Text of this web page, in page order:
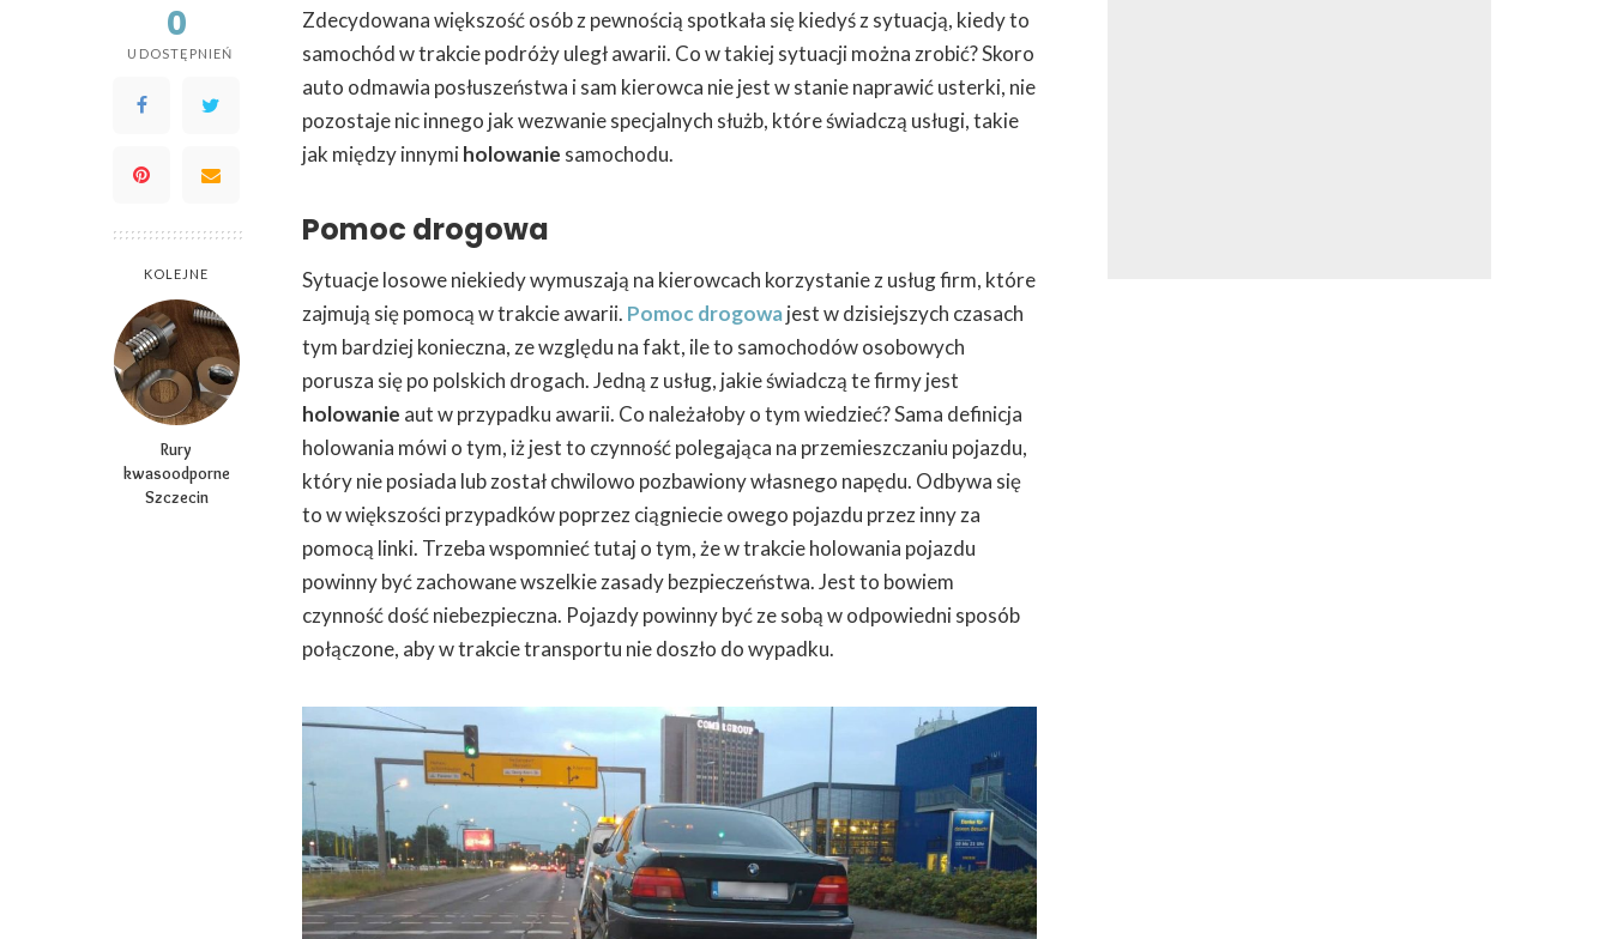
0
UDOSTĘPNIEŃ
KOLEJNE
Rury
kwasoodporne
Szczecin
Zdecydowana większość osób z pewnością spotkała się kiedyś z sytuacją, kiedy to
samochód w trakcie podróży uległ awarii. Co w takiej sytuacji można zrobić? Skoro
auto odmawia posłuszeństwa i sam kierowca nie jest w stanie naprawić usterki, nie
pozostaje nic innego jak wezwanie specjalnych służb, które świadczą usługi, takie
jak między innymiholowanie samochodu.
Pomoc drogowa
Sytuacje losowe niekiedy wymuszają na kierowcach korzystanie z usług firm, które
zajmują się pomocą w trakcie awarii. Pomoc drogowajest w dzisiejszych czasach
tym bardziej konieczna, ze względu na fakt, ile to samochodów osobowych
porusza się po polskich drogach. Jedną z usług, jakie świadczą te firmy jest
holowanie aut w przypadku awarii. Co należałoby o tym wiedzieć? Sama definicja
holowania mówi o tym, iż jest to czynność polegająca na przemieszczaniu pojazdu,
który nie posiada lub został chwilowo pozbawiony własnego napędu. Odbywa się
to w większości przypadków poprzez ciągniecie owego pojazdu przez inny za
pomocą linki. Trzeba wspomnieć tutaj o tym, że w trakcie holowania pojazdu
powinny być zachowane wszelkie zasady bezpieczeństwa. Jest to bowiem
czynność dość niebezpieczna. Pojazdy powinny być ze sobą w odpowiedni sposób
połączone, aby w trakcie transportu nie doszło do wypadku.